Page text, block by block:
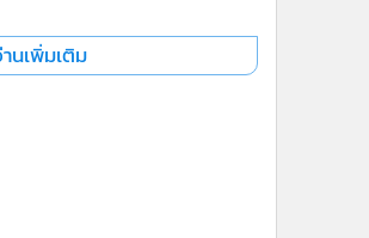
นเพิ่มเติม